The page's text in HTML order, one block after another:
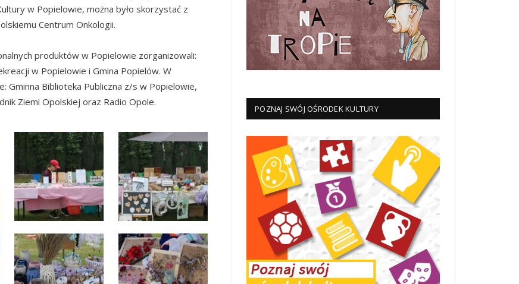
w Popielowie, można było skorzystać z
Centrum Onkologii.
produktów w Popielowie zorganizowali:
w Popielowie i Gmina Popielów. W
Gminna Biblioteka Publiczna z/s w Popielowie,
Ziemi Opolskiej oraz Radio Opole.
POZNAJ SWÓJ OŚRODEK KULTURY